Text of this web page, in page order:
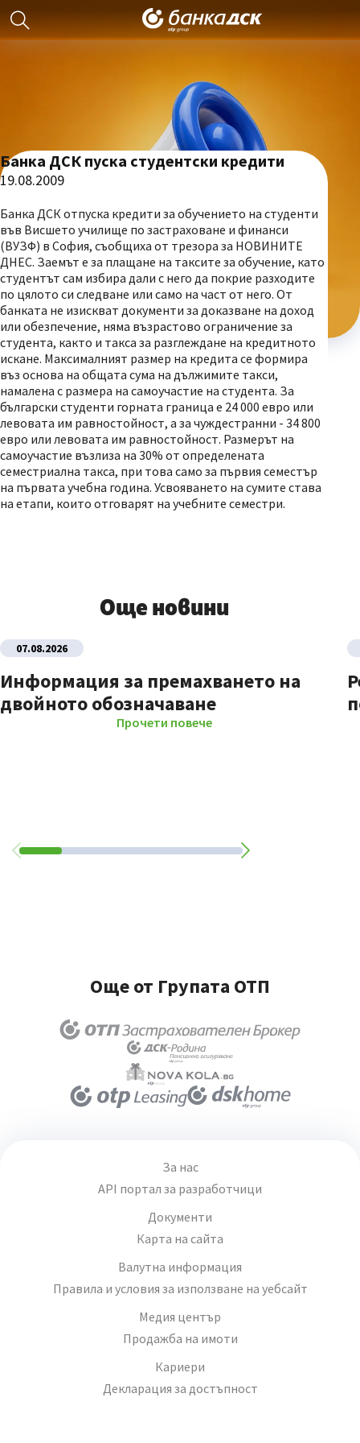
Банка ДСК пуска студентски кредити
19.08.2009
Банка ДСК отпуска кредити за обучението на студенти
във Висшето училище по застраховане и финанси
(ВУЗФ) в София, съобщиха от трезора за НОВИНИТЕ
ДНЕС. Заемът е за плащане на таксите за обучение, като
студентът сам избира дали с него да покрие разходите
по цялото си следване или само на част от него. От
банката не изискват документи за доказване на доход
или обезпечение, няма възрастово ограничение за
студента, както и такса за разглеждане на кредитното
искане. Максималният размер на кредита се формира
въз основа на общата сума на дължимите такси,
намалена с размера на самоучастие на студента. За
български студенти горната граница е 24 000 евро или
левовата им равностойност, а за чуждестранни - 34 800
евро или левовата им равностойност. Размерът на
самоучастие възлиза на 30% от определената
семестриална такса, при това само за първия семестър
на първата учебна година. Усвояването на сумите става
на етапи, които отговарят на учебните семестри.
Още новини
07.08.2026
Информация за премахването на
двойното обозначаване
Прочети повече
Още от Групата ОТП
За нас
API портал за разработчици
Документи
Карта на сайта
Валутна информация
Правила и условия за използване на уебсайт
Медия център
Продажба на имоти
Кариери
Декларация за достъпност